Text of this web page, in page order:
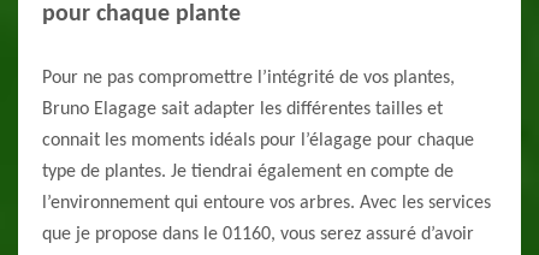
pour chaque plante
Pour ne pas compromettre l’intégrité de vos plantes,
Bruno Elagage sait adapter les différentes tailles et
connait les moments idéals pour l’élagage pour chaque
type de plantes. Je tiendrai également en compte de
l’environnement qui entoure vos arbres. Avec les services
que je propose dans le 01160, vous serez assuré d’avoir